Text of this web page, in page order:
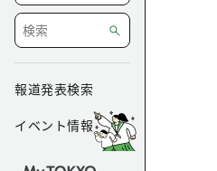
報道発表検索
イベント情報